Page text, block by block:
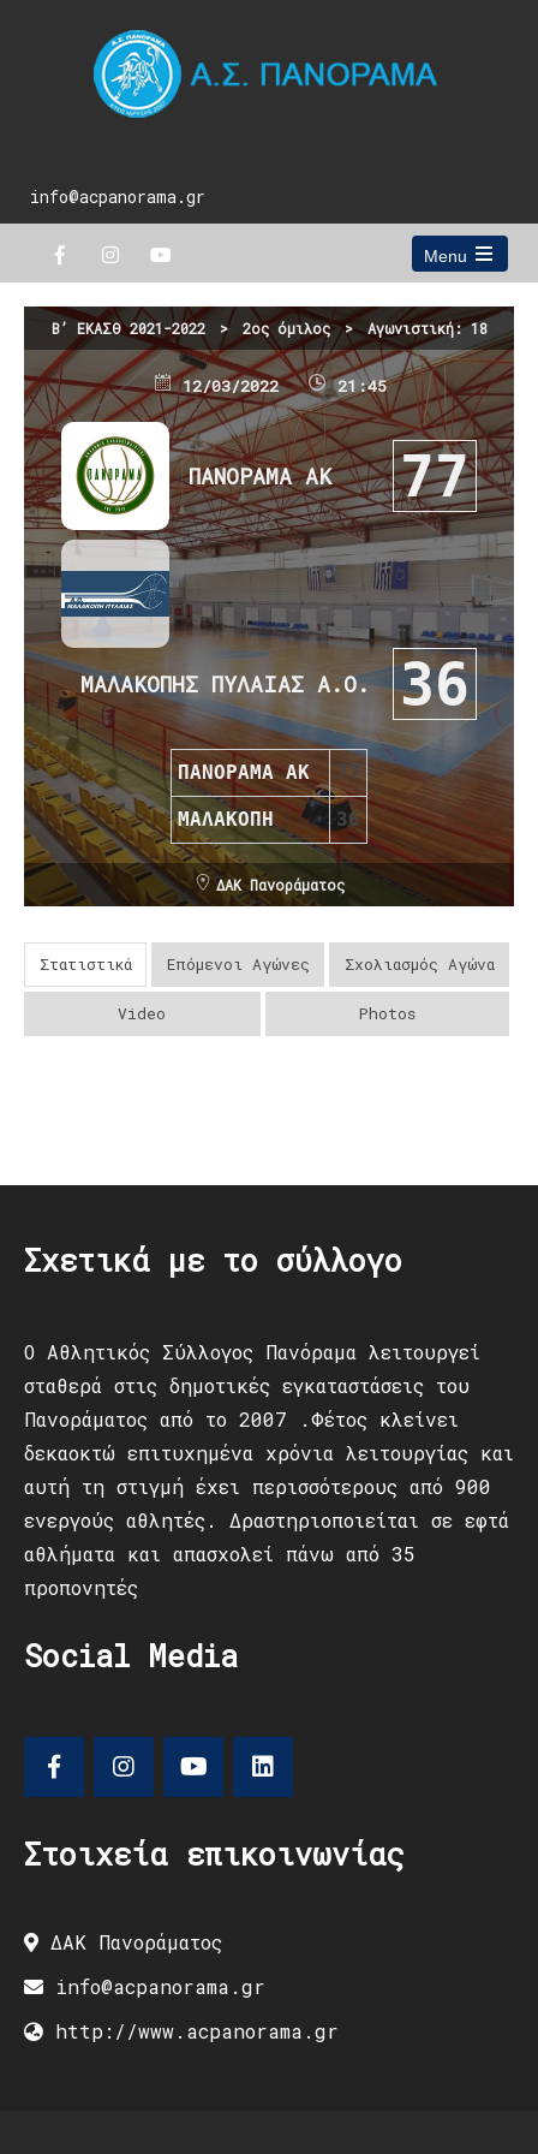
info@acpanorama.gr
Menu
Open
main
menu
Β’ ΕΚΑΣΘ 2021-2022 > 2ος όμιλος > Αγωνιστική: 18
12/03/2022 21:45
ΠΑΝΟΡΑΜΑ ΑΚ 77
ΜΑΛΑΚΟΠΗΣ ΠΥΛΑΙΑΣ Α.Ο. 36
ΠΑΝΟΡΑΜΑ ΑΚ 77
ΜΑΛΑΚΟΠΗ 36
ΔΑΚ Πανοράματος
Στατιστικά Επόμενοι Αγώνες Σχολιασμός Αγώνα
Video Photos
Σχετικά με το σύλλογο
Ο Αθλητικός Σύλλογος Πανόραμα λειτουργεί
σταθερά στις δημοτικές εγκαταστάσεις του
Πανοράματος από το 2007 .Φέτος κλείνει
δεκαοκτώ επιτυχημένα χρόνια λειτουργίας και
αυτή τη στιγμή έχει περισσότερους από 900
ενεργούς αθλητές. Δραστηριοποιείται σε εφτά
αθλήματα και απασχολεί πάνω από 35
προπονητές
Social Media
Στοιχεία επικοινωνίας
ΔΑΚ Πανοράματος
info@acpanorama.gr
http://www.acpanorama.gr